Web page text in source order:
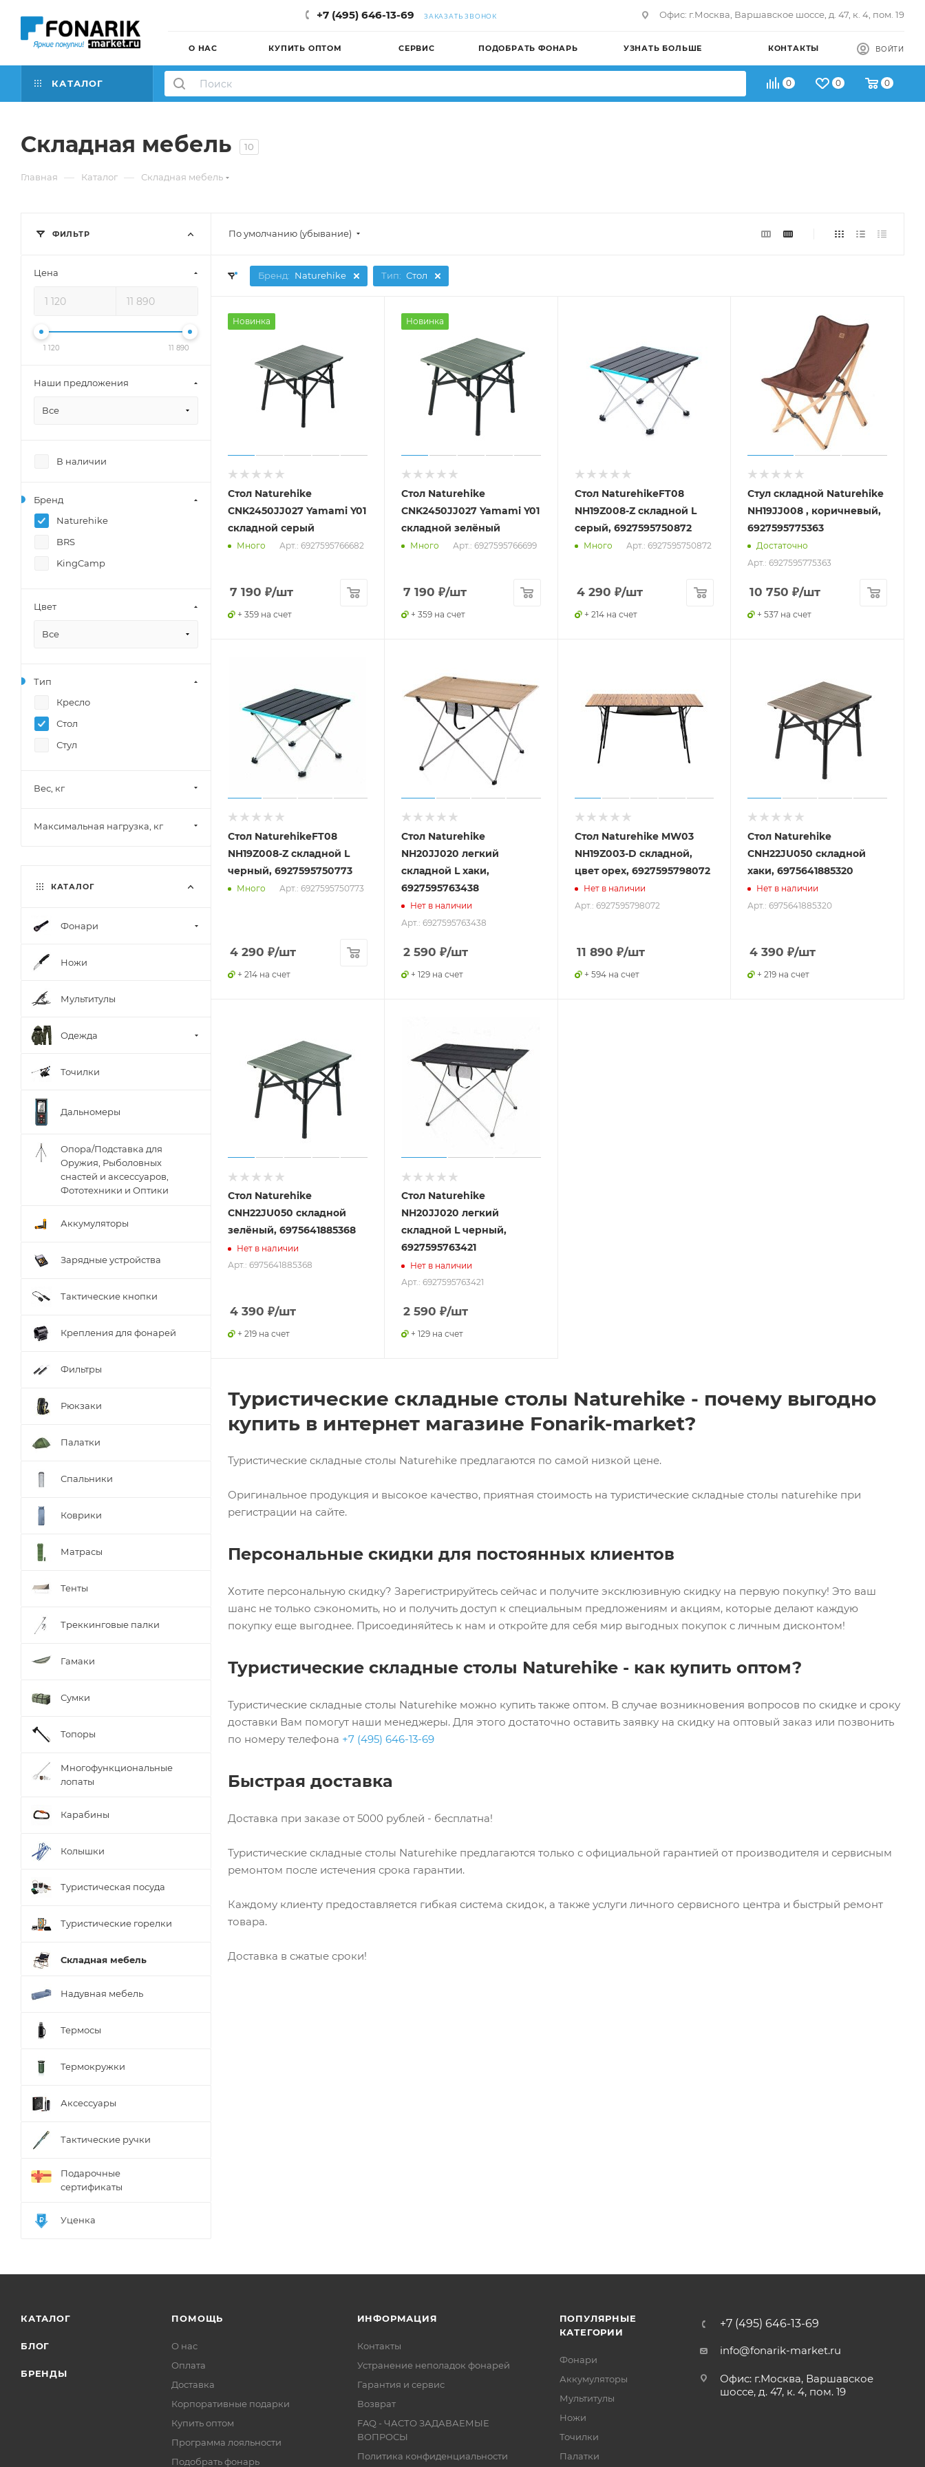
+7 (495) 646-13-69 ЗАКАЗАТЬ ЗВОНОК Офис: г.Москва, Варшавское шоссе, д. 47, к. 4, пом. 19
О НАС КУПИТЬ ОПТОМ СЕРВИС ПОДОБРАТЬ ФОНАРЬ УЗНАТЬ БОЛЬШЕ КОНТАКТЫ ВОЙТИ
КАТАЛОГ 0 0 0
Складная мебель 10
Главная — Каталог — Складная мебель
По умолчанию (убывание)
Бренд: Naturehike Тип: Стол
Новинка
Стол Naturehike
CNK2450JJ027 Yamami Y01
складной серый
Много Арт.: 6927595766682
7 190 ₽/шт
+ 359 на счет
Новинка
Стол Naturehike
CNK2450JJ027 Yamami Y01
складной зелёный
Много Арт.: 6927595766699
7 190 ₽/шт
+ 359 на счет
Стол NaturehikeFT08
NH19Z008-Z складной L
серый, 6927595750872
Много Арт.: 6927595750872
4 290 ₽/шт
+ 214 на счет
Стул складной Naturehike
NH19JJ008 , коричневый,
6927595775363
Достаточно
Арт.: 6927595775363
10 750 ₽/шт
+ 537 на счет
Стол NaturehikeFT08
NH19Z008-Z складной L
черный, 6927595750773
Много Арт.: 6927595750773
4 290 ₽/шт
+ 214 на счет
Стол Naturehike
NH20JJ020 легкий
складной L хаки,
6927595763438
Нет в наличии
Арт.: 6927595763438
2 590 ₽/шт
+ 129 на счет
Стол Naturehike MW03
NH19Z003-D складной,
цвет орех, 6927595798072
Нет в наличии
Арт.: 6927595798072
11 890 ₽/шт
+ 594 на счет
Стол Naturehike
CNH22JU050 складной
хаки, 6975641885320
Нет в наличии
Арт.: 6975641885320
4 390 ₽/шт
+ 219 на счет
Стол Naturehike
CNH22JU050 складной
зелёный, 6975641885368
Нет в наличии
Арт.: 6975641885368
4 390 ₽/шт
+ 219 на счет
Стол Naturehike
NH20JJ020 легкий
складной L черный,
6927595763421
Нет в наличии
Арт.: 6927595763421
2 590 ₽/шт
+ 129 на счет
Туристические складные столы Naturehike - почему выгодно
купить в интернет магазине Fonarik-market?
Туристические складные столы Naturehike предлагаются по самой низкой цене.
Оригинальное продукция и высокое качество, приятная стоимость на туристические складные столы naturehike при
регистрации на сайте.
Персональные скидки для постоянных клиентов
Хотите персональную скидку? Зарегистрируйтесь сейчас и получите эксклюзивную скидку на первую покупку! Это ваш
шанс не только сэкономить, но и получить доступ к специальным предложениям и акциям, которые делают каждую
покупку еще выгоднее. Присоединяйтесь к нам и откройте для себя мир выгодных покупок с личным дисконтом!
Туристические складные столы Naturehike - как купить оптом?
Туристические складные столы Naturehike можно купить также оптом. В случае возникновения вопросов по скидке и сроку
доставки Вам помогут наши менеджеры. Для этого достаточно оставить заявку на скидку на оптовый заказ или позвонить
по номеру телефона +7 (495) 646-13-69
Быстрая доставка
Доставка при заказе от 5000 рублей - бесплатна!
Туристические складные столы Naturehike предлагаются только с официальной гарантией от производителя и сервисным
ремонтом после истечения срока гарантии.
Каждому клиенту предоставляется гибкая система скидок, а также услуги личного сервисного центра и быстрый ремонт
товара.
Доставка в сжатые сроки!
ФИЛЬТР
Цена
1 120 11 890
Наши предложения
Все
В наличии
Бренд
Naturehike
BRS
KingCamp
Цвет
Все
Тип
Кресло
Стол
Стул
Вес, кг
Максимальная нагрузка, кг
КАТАЛОГ
Фонари
Ножи
Мультитулы
Одежда
Точилки
Дальномеры
Опора/Подставка для
Оружия, Рыболовных
снастей и аксессуаров,
Фототехники и Оптики
Аккумуляторы
Зарядные устройства
Тактические кнопки
Крепления для фонарей
Фильтры
Рюкзаки
Палатки
Спальники
Коврики
Матрасы
Тенты
Треккинговые палки
Гамаки
Сумки
Топоры
Многофункциональные
лопаты
Карабины
Колышки
Туристическая посуда
Туристические горелки
Складная мебель
Надувная мебель
Термосы
Термокружки
Аксессуары
Тактические ручки
Подарочные
сертификаты
Уценка
КАТАЛОГ
БЛОГ
БРЕНДЫ
ПОМОЩЬ
О нас
Оплата
Доставка
Корпоративные подарки
Купить оптом
Программа лояльности
Подобрать фонарь
ИНФОРМАЦИЯ
Контакты
Устранение неполадок фонарей
Гарантия и сервис
Возврат
FAQ - ЧАСТО ЗАДАВАЕМЫЕ
ВОПРОСЫ
Политика конфиденциальности
ПОПУЛЯРНЫЕ
КАТЕГОРИИ
Фонари
Аккумуляторы
Мультитулы
Ножи
Точилки
Палатки
+7 (495) 646-13-69
info@fonarik-market.ru
Офис: г.Москва, Варшавское
шоссе, д. 47, к. 4, пом. 19